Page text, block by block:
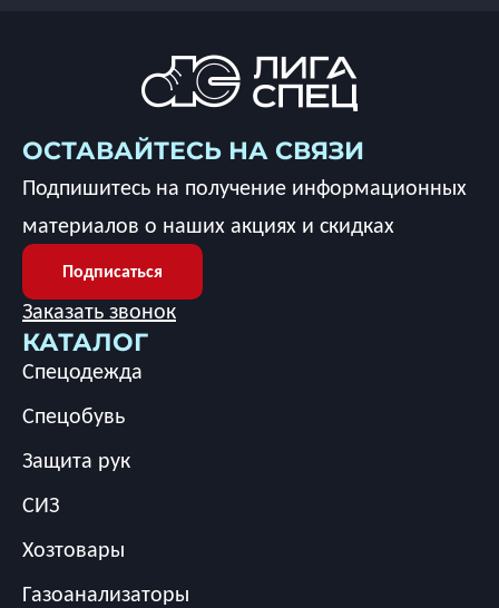
КАТАЛОГ
Спецодежда
Спецобувь
Защита рук
СИЗ
Хозтовары
Газоанализаторы
ОСТАВАЙТЕСЬ НА СВЯЗИ
Подпишитесь на получение информационных
материалов о наших акциях и скидках
Подписаться
Заказать звонок